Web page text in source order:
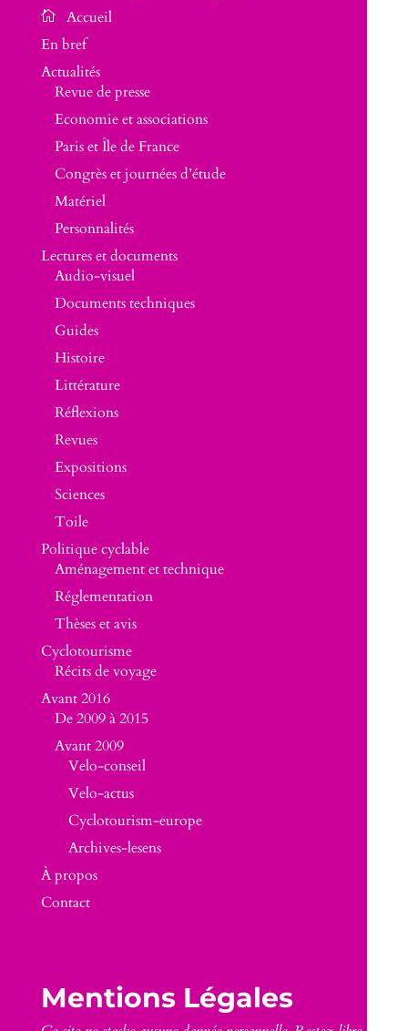
En bref
Actualités
Revue de presse
Economie et associations
Paris et Île de France
Congrès et journées d’étude
Matériel
Personnalités
Lectures et documents
Audio-visuel
Documents techniques
Guides
Histoire
Littérature
Réflexions
Revues
Expositions
Sciences
Toile
Politique cyclable
Aménagement et technique
Réglementation
Thèses et avis
Cyclotourisme
Récits de voyage
Avant 2016
De 2009 à 2015
Avant 2009
Velo-conseil
Velo-actus
Cyclotourism-europe
Archives-lesens
À propos
Contact
Mentions Légales